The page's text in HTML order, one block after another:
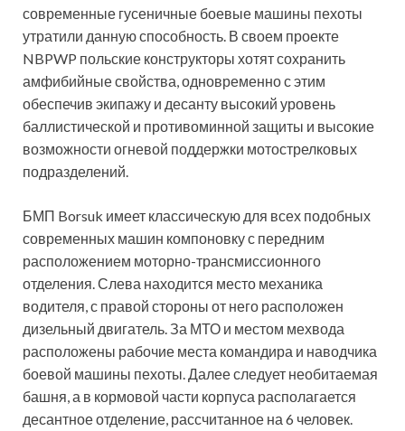
современные гусеничные боевые машины пехоты
утратили данную способность. В своем проекте
NBPWP польские конструкторы хотят сохранить
амфибийные свойства, одновременно с этим
обеспечив экипажу и десанту высокий уровень
баллистической и противоминной защиты и высокие
возможности огневой поддержки мотострелковых
подразделений.
БМП Borsuk имеет классическую для всех подобных
современных машин компоновку с передним
расположением моторно-трансмиссионного
отделения. Слева находится место механика
водителя, с правой стороны от него расположен
дизельный двигатель. За МТО и местом мехвода
расположены рабочие места командира и наводчика
боевой машины пехоты. Далее следует необитаемая
башня, а в кормовой части корпуса располагается
десантное отделение, рассчитанное на 6 человек.